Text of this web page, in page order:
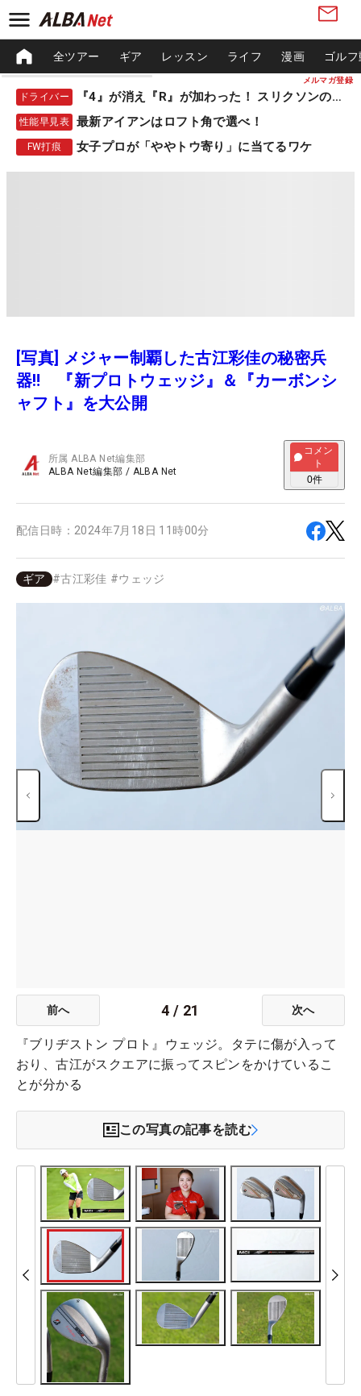
メルマガ登録
全ツアー ギア レッスン ライフ 漫画 ゴル
ドライバー 『4』が消え『R』が加わった！ スリクソンの新作
性能早見表 最新アイアンはロフト角で選べ！
FW打痕 女子プロが「ややトウ寄り」に当てるワケ
[写真] メジャー制覇した古江彩佳の秘密兵
器‼ 『新プロトウェッジ』＆『カーボンシ
ャフト』を大公開
所属ALBA Net編集部
ALBA Net編集部 / ALBA Net
コメン
ト
0件
配信日時： 2024年7月18日 11時00分
ギア #古江彩佳 #ウェッジ
前へ 4 / 21 次へ
『ブリヂストン プロト』ウェッジ。タテに傷が入って
おり、古江がスクエアに振ってスピンをかけているこ
とが分かる
この写真の記事を読む